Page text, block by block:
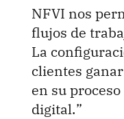
NFVI nos
flujos de
La
clientes
en su
digital.